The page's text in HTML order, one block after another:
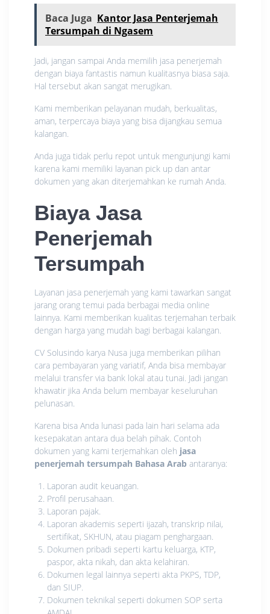
Baca Juga Kantor Jasa Penterjemah
Tersumpah di Ngasem
Jadi, jangan sampai Anda memilih jasa penerjemah
dengan biaya fantastis namun kualitasnya biasa saja.
Hal tersebut akan sangat merugikan.
Kami memberikan pelayanan mudah, berkualitas,
aman, terpercaya biaya yang bisa dijangkau semua
kalangan.
Anda juga tidak perlu repot untuk mengunjungi kami
karena kami memiliki layanan pick up dan antar
dokumen yang akan diterjemahkan ke rumah Anda.
Biaya Jasa
Penerjemah
Tersumpah
Layanan jasa penerjemah yang kami tawarkan sangat
jarang orang temui pada berbagai media online
lainnya. Kami memberikan kualitas terjemahan terbaik
dengan harga yang mudah bagi berbagai kalangan.
CV Solusindo karya Nusa juga memberikan pilihan
cara pembayaran yang variatif, Anda bisa membayar
melalui transfer via bank lokal atau tunai. Jadi jangan
khawatir jika Anda belum membayar keseluruhan
pelunasan.
Karena bisa Anda lunasi pada lain hari selama ada
kesepakatan antara dua belah pihak. Contoh
dokumen yang kami terjemahkan oleh jasa
penerjemah tersumpah Bahasa Arab antaranya:
Laporan audit keuangan.
Profil perusahaan.
Laporan pajak.
Laporan akademis seperti ijazah, transkrip nilai,
sertifikat, SKHUN, atau piagam penghargaan.
Dokumen pribadi seperti kartu keluarga, KTP,
paspor, akta nikah, dan akta kelahiran.
Dokumen legal lainnya seperti akta PKPS, TDP,
dan SIUP.
Dokumen teknikal seperti dokumen SOP serta